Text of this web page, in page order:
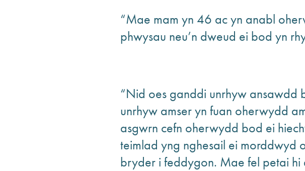
“Mae mam yn 46 ac yn anabl
phwysau neu’n dweud ei bod yn
“Nid oes ganddi unrhyw
unrhyw amser yn fuan oherwydd
asgwrn cefn oherwydd bod ei
teimlad yng nghesail ei morddwyd
bryder i feddygon. Mae fel petai hi